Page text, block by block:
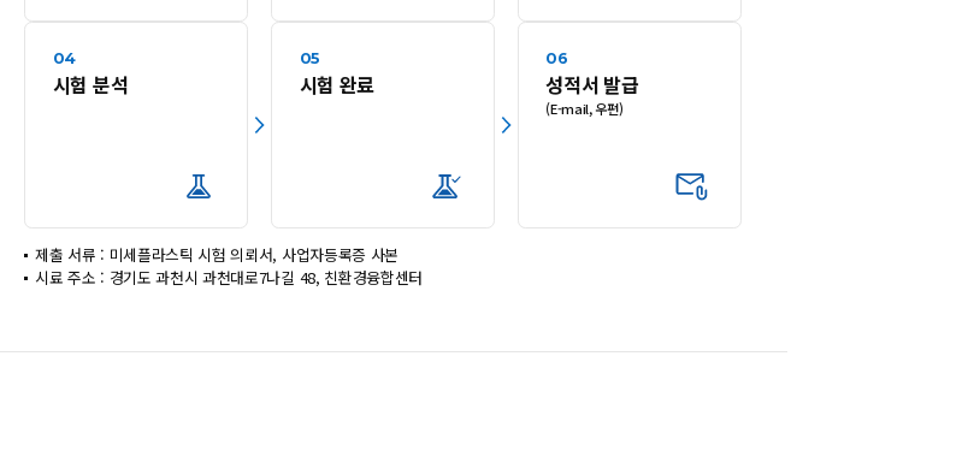
04
시험 분석
05
시험 완료
06
성적서 발급
(E-mail, 우편)
제출 서류 : 미세플라스틱 시험 의뢰서, 사업자등록증 사본
시료 주소 : 경기도 과천시 과천대로7나길 48, 친환경융합센터